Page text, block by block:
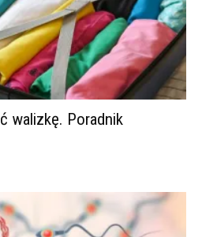
walizkę. Poradnik